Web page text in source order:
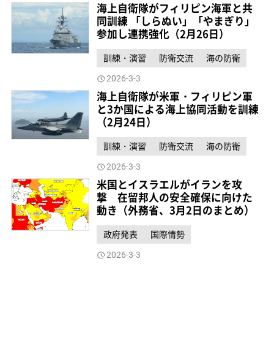
海上自衛隊がフィリピン海軍と共
同訓練 「しらぬい」「やまぎり」
参加し連携強化（2月26日）
訓練・演習 防衛交流 海の防衛
2026-3-3
海上自衛隊が米軍・フィリピン軍
と3か国による海上協同活動を訓練
（2月24日）
訓練・演習 防衛交流 海の防衛
2026-3-3
米国とイスラエルがイランを攻
撃 在留邦人の安全確保に向けた
動き（外務省、3月2日のまとめ）
政府発表 国際情勢
2026-3-3